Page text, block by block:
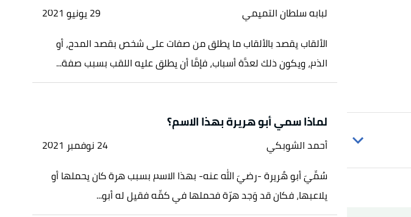
لبابه سلطان التميمي
29 يونيو 2021
الألقاب يقصد بالألقاب ما يطلق من صفات على شخص بقصد المدح، أو
الذم، ويكون ذلك لعدَّة أسباب، فإمَّا أن يطلق عليه اللقب بسبب صفة...
لماذا سمي أبو هريرة بهذا الاسم؟
أحمد الشوبكي
24 نوفمبر 2021
سُمِّيَ أبو هُريرة -رضيَ الله عنه- بهذا الاسم بسبب هرة كان يحملها أو
يلاعبها، فكان قد وَجد هرّة فحملها في كمِّه فقيل له أبو...